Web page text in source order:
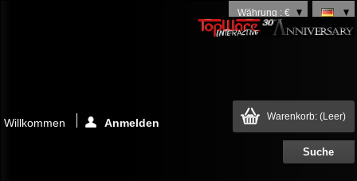
Währung : €
Warenkorb: (Leer)
Willkommen Anmelden